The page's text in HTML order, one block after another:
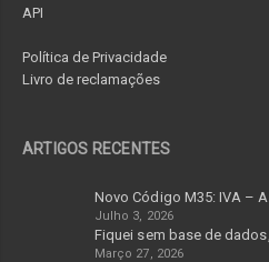
API
Política de Privacidade
Livro de reclamações
ARTIGOS RECENTES
Novo Código M35: IVA –
Julho 3, 2026
Fiquei sem base de
Março 27, 2026